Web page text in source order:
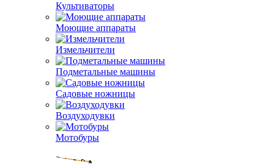
Культиваторы
Моющие аппараты
Измельчители
Подметальные машины
Садовые ножницы
Воздуходувки
Мотобуры